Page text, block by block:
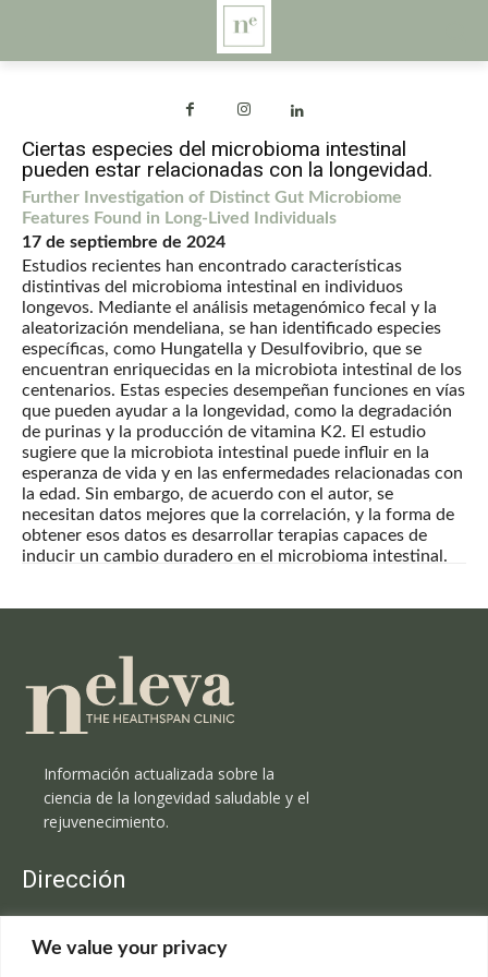
We value your privacy
Ciertas especies del microbioma intestinal
pueden estar relacionadas con la longevidad.
Further Investigation of Distinct Gut Microbiome
Features Found in Long-Lived Individuals
17 de septiembre de 2024
Estudios recientes han encontrado características
distintivas del microbioma intestinal en individuos
longevos. Mediante el análisis metagenómico fecal y la
aleatorización mendeliana, se han identificado especies
específicas, como Hungatella y Desulfovibrio, que se
encuentran enriquecidas en la microbiota intestinal de los
centenarios. Estas especies desempeñan funciones en vías
que pueden ayudar a la longevidad, como la degradación
de purinas y la producción de vitamina K2. El estudio
sugiere que la microbiota intestinal puede influir en la
esperanza de vida y en las enfermedades relacionadas con
la edad. Sin embargo, de acuerdo con el autor, se
necesitan datos mejores que la correlación, y la forma de
obtener esos datos es desarrollar terapias capaces de
inducir un cambio duradero en el microbioma intestinal.
Información actualizada sobre la
ciencia de la longevidad saludable y el
rejuvenecimiento.
Dirección
C/Claudio Coello, 19 - 1º